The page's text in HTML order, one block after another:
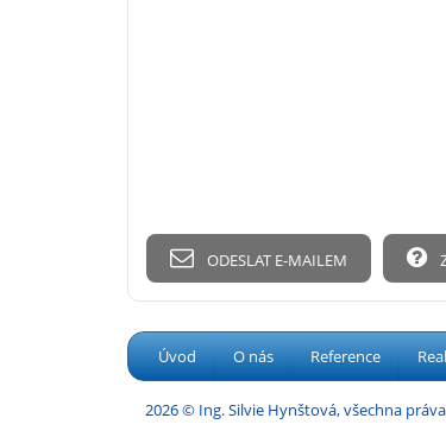
ODESLAT E-MAILEM
Úvod O nás Reference
2026 © Ing. Silvie Hynštová, všechna